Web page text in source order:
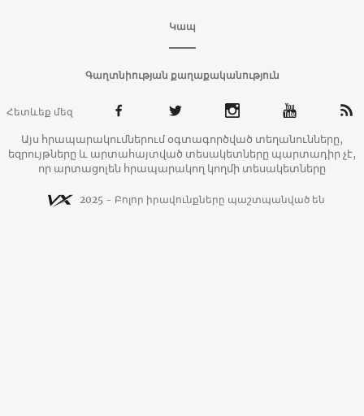
Կապ
Գաղտնիության քաղաքականություն
Հետևեք մեզ
Այս հրապարակումներում օգտագործված տեղանունները,
եզրույթները և արտահայտված տեսակետները պարտադիր չէ,
որ արտացոլեն հրապարակող կողմի տեսակետները
2025 - Բոլոր իրավունքները պաշտպանված են